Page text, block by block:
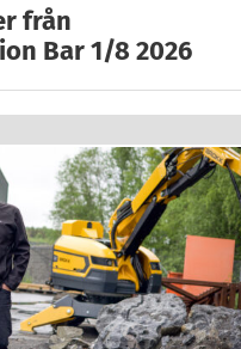
från
Bar 1/8 2026